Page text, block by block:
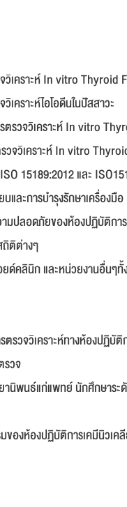
วิเคราะห์ In vitro
เคราะห์ไอโอดีนในปัสสาวะ
รวจวิเคราะห์ In vitro
จวิเคราะห์ In vitro
15189:2012 และ
และการบำรุงรักษาเครื่องมือ
มปลอดภัยของห้องปฏิบัติการ
ถิติต่างๆ
ด์คลินิก และหน่วยงานอื่นๆทั้
รวจวิเคราะห์ทางห้องปฏิบัติ
รวจ
านิพนธ์แก่แพทย์ นักศึกษาร
องห้องปฏิบัติการเคมีนิวเค